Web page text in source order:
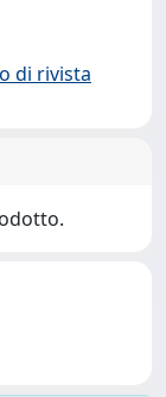
di rivista